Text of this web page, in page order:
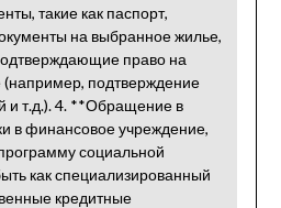
такие как паспорт,
на выбранное жилье,
право на
(например, подтверждение
и т.д.). 4. **Обращение в
в финансовое учреждение,
социальной
как специализированный
кредитные